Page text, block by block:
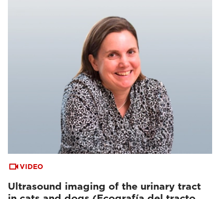
VIDEO
Ultrasound imaging of the urinary tract